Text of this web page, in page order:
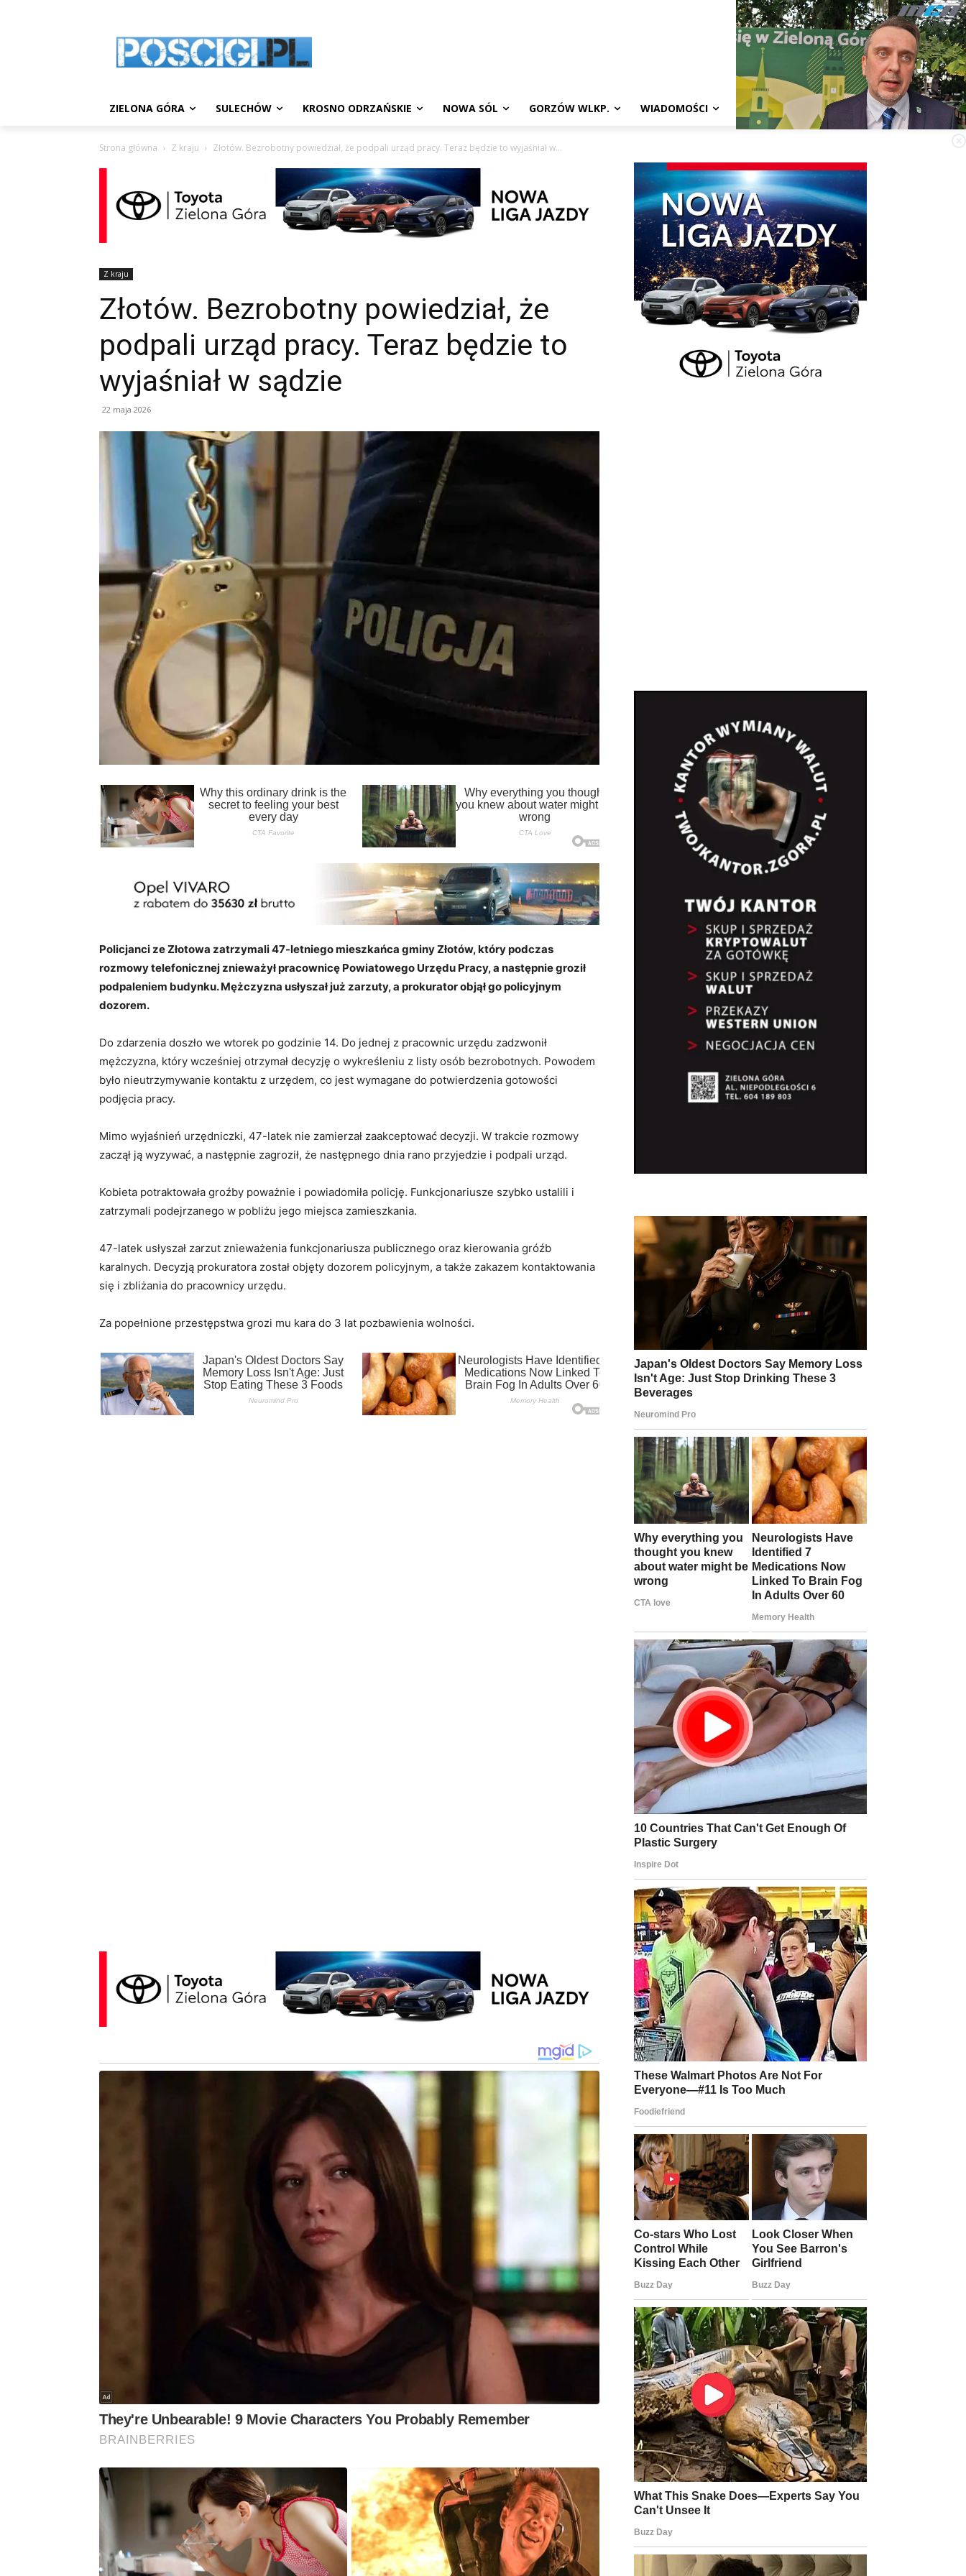
ZIELONA GÓRA SULECHÓW KROSNO ODRZAŃSKIE NOWA SÓL GORZÓW WLKP. WIADOMOŚCI
Strona główna Z kraju Złotów. Bezrobotny powiedział, że podpali urząd pracy. Teraz będzie to wyjaśniał w...
Z kraju
Złotów. Bezrobotny powiedział, że
podpali urząd pracy. Teraz będzie to
wyjaśniał w sądzie
22 maja 2026
Policjanci ze Złotowa zatrzymali 47-letniego mieszkańca gminy Złotów, który podczas
rozmowy telefonicznej znieważył pracownicę Powiatowego Urzędu Pracy, a następnie groził
podpaleniem budynku. Mężczyzna usłyszał już zarzuty, a prokurator objął go policyjnym
dozorem.
Do zdarzenia doszło we wtorek po godzinie 14. Do jednej z pracownic urzędu zadzwonił
mężczyzna, który wcześniej otrzymał decyzję o wykreśleniu z listy osób bezrobotnych. Powodem
było nieutrzymywanie kontaktu z urzędem, co jest wymagane do potwierdzenia gotowości
podjęcia pracy.
Mimo wyjaśnień urzędniczki, 47-latek nie zamierzał zaakceptować decyzji. W trakcie rozmowy
zaczął ją wyzywać, a następnie zagroził, że następnego dnia rano przyjedzie i podpali urząd.
Kobieta potraktowała groźby poważnie i powiadomiła policję. Funkcjonariusze szybko ustalili i
zatrzymali podejrzanego w pobliżu jego miejsca zamieszkania.
47-latek usłyszał zarzut znieważenia funkcjonariusza publicznego oraz kierowania gróźb
karalnych. Decyzją prokuratora został objęty dozorem policyjnym, a także zakazem kontaktowania
się i zbliżania do pracownicy urzędu.
Za popełnione przestępstwa grozi mu kara do 3 lat pozbawienia wolności.